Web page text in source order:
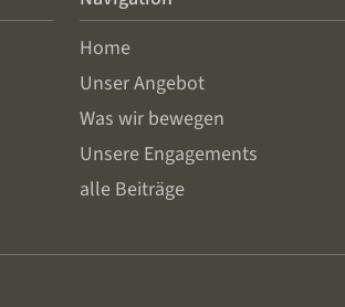
Home
Unser Angebot
Was wir bewegen
Unsere Engagements
alle Beiträge